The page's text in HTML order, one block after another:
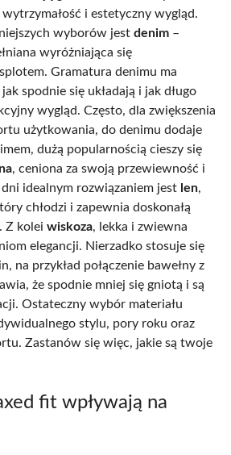
i estetyczny wygląd.
wyborów jest denim –
wyróżniająca się
Gramatura denimu ma
spodnie się układają i jak długo
wygląd. Często, dla zwiększenia
użytkowania, do denimu dodaje
dużą popularnością cieszy się
, ceniona za swoją przewiewność i
idealnym rozwiązaniem jest len,
chłodzi i zapewnia doskonałą
Z kolei wiskoza, lekka i zwiewna
elegancji. Nierzadko stosuje się
na przykład połączenie bawełny z
że spodnie mniej się gniotą i są
Ostateczny wybór materiału
stylu, pory roku oraz
Zastanów się więc, jakie są twoje
fit wpływają na